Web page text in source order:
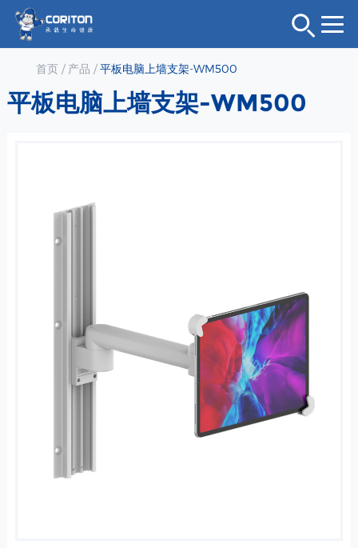
首页/ 产品 /平板电脑上墙支架-WM500
平板电脑上墙支架-WM500